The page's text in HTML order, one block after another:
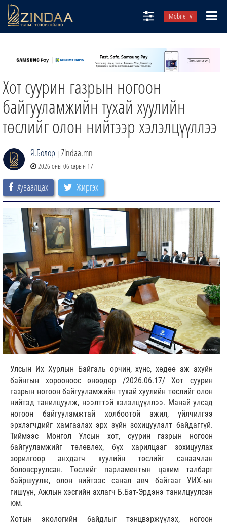
Mobile TV
ТВ8
ӨГЛӨӨНИЙ СОНИН
АУДИО ЗОХИОЛ
ЗИНДАА СЭТГҮҮЛ
Хот суурин газрын ногоон
байгууламжийн тухай хуулийн
төслийг олон нийтээр хэлэлцүүллээ
Я.Болор | Zindaa.mn
2026 оны 06 сарын 17
Хуваалцах Жиргэх
Улсын Их Хурлын Байгаль орчин, хүнс, хөдөө аж ахуйн
байнгын хорооноос өнөөдөр /2026.06.17/ Хот суурин
газрын ногоон байгууламжийн тухай хуулийн төслийг олон
нийтэд танилцуулж, нээлттэй хэлэлцүүллээ. Манай улсад
ногоон байгууламжтай холбоотой ажил, үйлчилгээ
эрхлэгчдийг хамгаалах эрх зүйн зохицуулалт байдаггүй.
Тиймээс Монгол Улсын хот, суурин газрын ногоон
байгууламжийг төлөвлөх, бүх харилцааг зохицуулах
зорилгоор анхдагч хуулийн төслийг санаачлан
боловсруулсан. Төслийг парламентын цахим талбарт
байршуулж, олон нийтээс санал авч байгааг УИХ-ын
гишүүн, Ажлын хэсгийн ахлагч Б.Бат-Эрдэнэ танилцуулсан
юм.
Хотын экологийн байдлыг тэнцвэржүүлэх, ногоон